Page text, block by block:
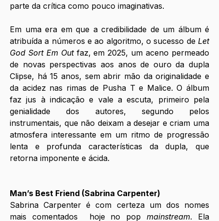
parte da crítica como pouco imaginativas.
Em uma era em que a credibilidade de um álbum é
atribuída a números e ao algoritmo, o sucesso de Let
God Sort Em Out faz, em 2025, um aceno permeado
de novas perspectivas aos anos de ouro da dupla
Clipse, há 15 anos, sem abrir mão da originalidade e
da acidez nas rimas de Pusha T e Malice. O álbum
faz jus à indicação e vale a escuta, primeiro pela
genialidade dos autores, segundo pelos
instrumentais, que não deixam a desejar e criam uma
atmosfera interessante em um ritmo de progressão
lenta e profunda características da dupla, que
retorna imponente e ácida.
Man’s Best Friend (Sabrina Carpenter)
Sabrina Carpenter é com certeza um dos nomes
mais comentados  hoje no pop mainstream. Ela